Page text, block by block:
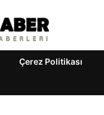
Çerez Politikası